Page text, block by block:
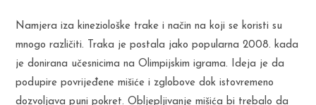
Namjera iza kineziološke trake i način na koji se koristi su
mnogo različiti. Traka je postala jako popularna 2008. kada
je donirana učesnicima na Olimpijskim igrama. Ideja je da
podupire povrijeđene mišiće i zglobove dok istovremeno
dozvoljava puni pokret. Obljepljivanje mišića bi trebalo da